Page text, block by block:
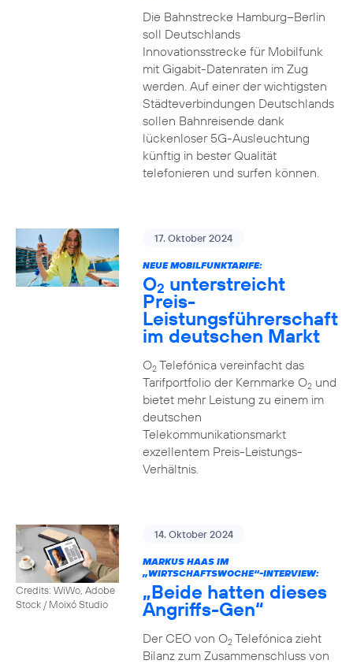
Die Bahnstrecke Hamburg–Berlin
soll Deutschlands
Innovationsstrecke für Mobilfunk
mit Gigabit-Datenraten im Zug
werden. Auf einer der wichtigsten
Städteverbindungen Deutschlands
sollen Bahnreisende dank
lückenloser 5G-Ausleuchtung
künftig in bester Qualität
telefonieren und surfen können.
17. Oktober 2024
NEUE MOBILFUNKTARIFE:
O2 unterstreicht
Preis-
Leistungsführerschaft
im deutschen Markt
O2Telefónica vereinfacht das
Tarifportfolio der Kernmarke O2und
bietet mehr Leistung zu einem im
deutschen
Telekommunikationsmarkt
exzellentem Preis-Leistungs-
Verhältnis.
Credits: WiWo, Adobe
Stock / Moixó Studio
14. Oktober 2024
MARKUS HAAS IM
„WIRTSCHAFTSWOCHE“-INTERVIEW:
„Beide hatten dieses
Angriffs-Gen“
Der CEO von O2Telefónica zieht
Bilanz zum Zusammenschluss von